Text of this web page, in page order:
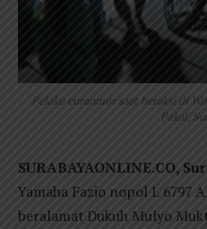
Pelaku curanmor saat beraksi di
Pakal,
SURABAYAONLINE.CO,
Yamaha Fazio nopol L 6797
beralamat Dukuh Mulyo